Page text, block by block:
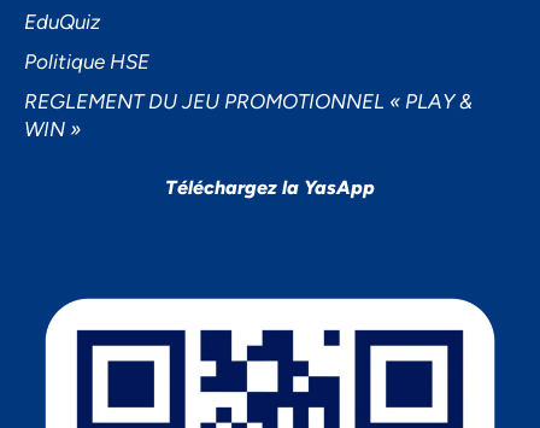
EduQuiz
Politique HSE
REGLEMENT DU JEU PROMOTIONNEL « PLAY &
WIN »
Téléchargez la YasApp